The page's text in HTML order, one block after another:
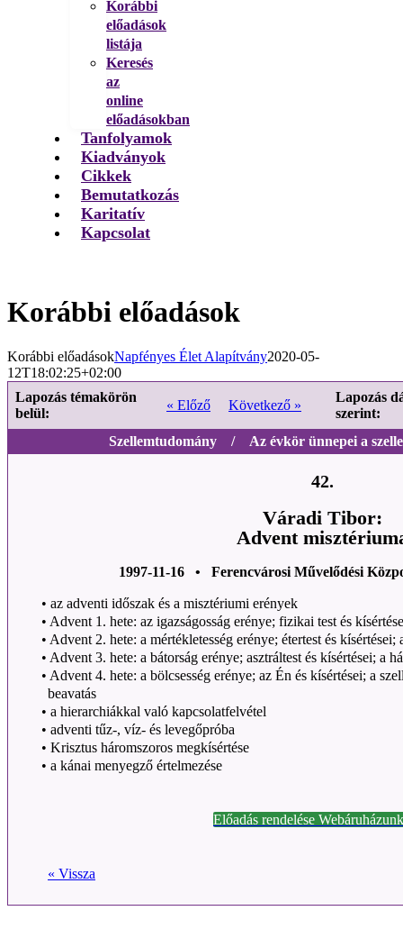
Korábbi
előadások
listája
Keresés
az
online
előadásokban
Tanfolyamok
Kiadványok
Cikkek
Bemutatkozás
Karitatív
Kapcsolat
Korábbi előadások
Korábbi előadásokNapfényes Élet Alapítvány2020-05-
12T18:02:25+02:00
Lapozás témakörön
belül:
« Előző Következő »
Lapozás
szerint:
Szellemtudomány / Az évkör ünnepei a
42.
Váradi Tibor:
Advent
1997-11-16 • Ferencvárosi Művelődési
• az adventi időszak és a misztériumi erények
• Advent 1. hete: az igazságosság erénye; fizikai test és
• Advent 2. hete: a mértékletesség erénye; étertest és kísértései;
• Advent 3. hete: a bátorság erénye; asztráltest és kísértései; a
• Advent 4. hete: a bölcsesség erénye; az Én és kísértései; a
beavatás
• a hierarchiákkal való kapcsolatfelvétel
• adventi tűz-, víz- és levegőpróba
• Krisztus háromszoros megkísértése
• a kánai menyegző értelmezése
Előadás rendelése
« Vissza